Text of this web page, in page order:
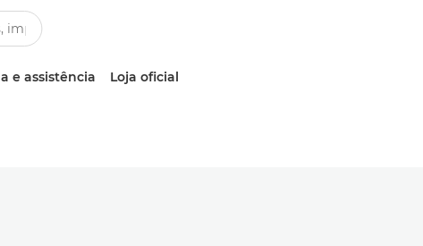
e assistência Loja oficial